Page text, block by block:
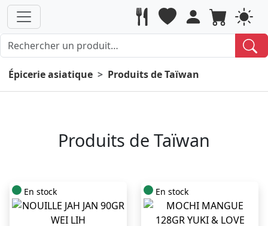
Épicerie asiatique Produits de Taïwan
Produits de Taïwan
En stock En stock